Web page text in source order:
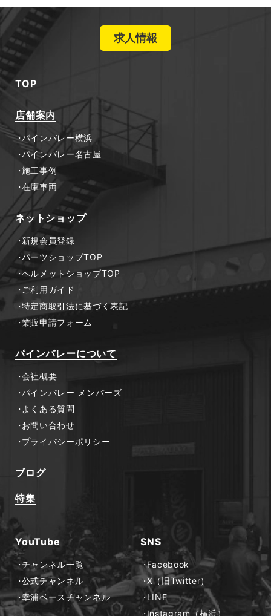
求人情報
TOP
店舗案内
パインバレー横浜
パインバレー名古屋
施工事例
在庫車両
ネットショップ
新規会員登録
パーツショップTOP
ヘルメットショップTOP
ご利用ガイド
特定商取引法に基づく表記
業販申請フォーム
パインバレーについて
会社概要
パインバレー メンバーズ
よくある質問
お問い合わせ
プライバシーポリシー
ブログ
特集
YouTube
チャンネル一覧
公式チャンネル
幸浦ベースチャンネル
SNS
Facebook
X（旧Twitter）
LINE
Instagram（横浜）